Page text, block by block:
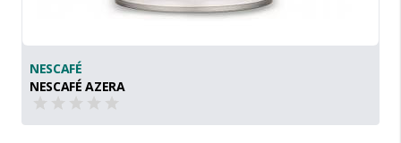
NESCAFÉ
NESCAFÉ AZERA